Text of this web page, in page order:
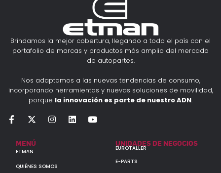
Brindamos la mejor cobertura, llegando a todo el país con el
portafolio de marcas y productos más amplio del mercado
de autopartes.
Nos adaptamos a las nuevas tendencias de consumo,
incorporando herramientas y nuevas soluciones de movilidad,
porque la innovación es parte de nuestro ADN.
MENÚ
ETMAN
QUIÉNES SOMOS
UNIDADES DE NEGOCIOS
EUROTALLER
E-PARTS